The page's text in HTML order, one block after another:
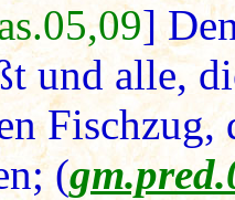
]
und alle,
Fischzug,
(